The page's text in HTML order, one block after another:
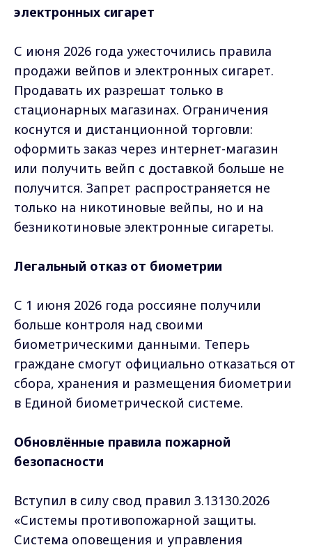
электронных сигарет
С июня 2026 года ужесточились правила
продажи вейпов и электронных сигарет.
Продавать их разрешат только в
стационарных магазинах. Ограничения
коснутся и дистанционной торговли:
оформить заказ через интернет-магазин
или получить вейп с доставкой больше не
получится. Запрет распространяется не
только на никотиновые вейпы, но и на
безникотиновые электронные сигареты.
Легальный отказ от биометрии
С 1 июня 2026 года россияне получили
больше контроля над своими
биометрическими данными. Теперь
граждане смогут официально отказаться от
сбора, хранения и размещения биометрии
в Единой биометрической системе.
Обновлённые правила пожарной
безопасности
Вступил в силу свод правил 3.13130.2026
«Системы противопожарной защиты.
Система оповещения и управления